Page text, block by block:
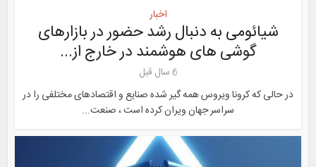
اخبار
شیائومی به دنبال رشد حضور در بازارهای
گوشی های هوشمند در خارج از...
6 سال قبل
در حالی که کرونا ویروس همه گیر شده صنایع و اقتصادهای مختلفی را در
سراسر جهان ویران کرده است ، صنعت...